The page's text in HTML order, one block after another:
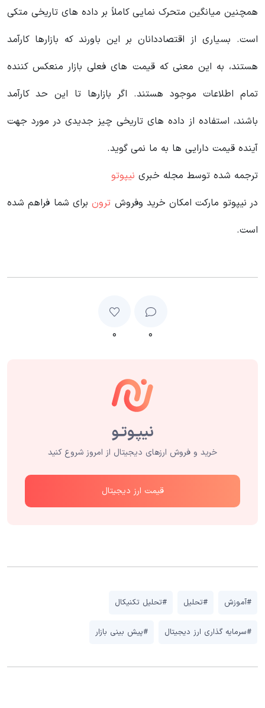
همچنین میانگین متحرک نمایی کاملاً بر داده های تاریخی متکی
است. بسیاری از اقتصاددانان بر این باورند که بازارها کارآمد
هستند، به این معنی که قیمت های فعلی بازار منعکس کننده
تمام اطلاعات موجود هستند. اگر بازارها تا این حد کارآمد
باشند، استفاده از داده های تاریخی چیز جدیدی در مورد جهت
آینده قیمت دارایی ها به ما نمی گوید.
ترجمه شده توسط مجله خبری نیپوتو
در نیپوتو مارکت امکان خرید وفروش ترونبرای شما فراهم شده
است.
۰ ۰
خرید و فروش ارزهای دیجیتال از امروز شروع کنید
قیمت ارز دیجیتال
#آموزش #تحلیل #تحلیل تکنیکال
#سرمایه گذاری ارز دیجیتال #پیش بینی بازار